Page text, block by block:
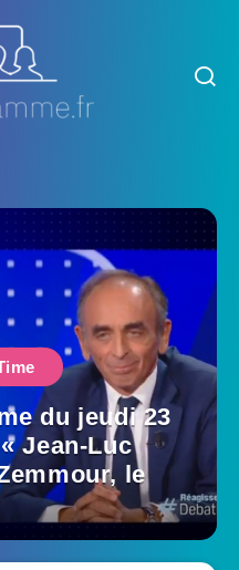
du jeudi 23
Jean-Luc
le